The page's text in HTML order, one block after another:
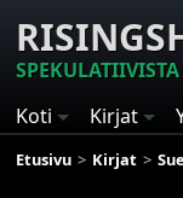
Koti
Kirjat
Etusivu Kirjat